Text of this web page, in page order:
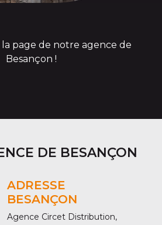
page de notre agence de
Besançon !
DE BESANÇON
ADRESSE
BESANÇON
Agence Circet Distribution,